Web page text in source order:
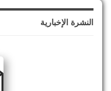
النشرة الإخبارية